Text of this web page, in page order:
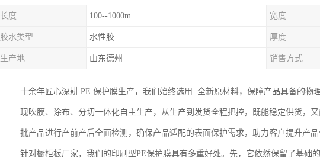
长度 100--1000m 宽度
胶水类型 水性胶 厚度
生产地 山东德州 销售方式
十余年匠心深耕 PE 保护膜生产，我们始终选用 全新原材料，保障产品具备的物
现吹膜、涂布、分切一体化自主生产，从生产到发货全程把控，既能稳定供货，
批产品进行产前产后全面检测，确保产品适配的表面保护需求，助力客户提升产品
针对橱柜板厂家，我们的印刷型PE保护膜具有多重好处。先，它依然保留了基础